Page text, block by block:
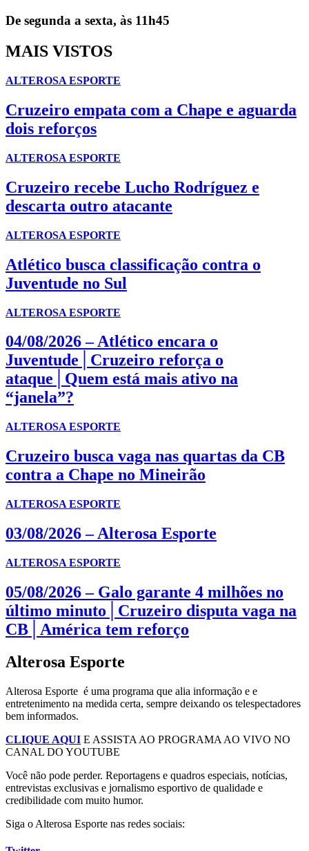
De segunda a sexta, às 11h45
MAIS VISTOS
ALTEROSA ESPORTE
Cruzeiro empata com a Chape e aguarda
dois reforços
ALTEROSA ESPORTE
Cruzeiro recebe Lucho Rodríguez e
descarta outro atacante
ALTEROSA ESPORTE
Atlético busca classificação contra o
Juventude no Sul
ALTEROSA ESPORTE
04/08/2026 – Atlético encara o
Juventude│Cruzeiro reforça o
ataque│Quem está mais ativo na
“janela”?
ALTEROSA ESPORTE
Cruzeiro busca vaga nas quartas da CB
contra a Chape no Mineirão
ALTEROSA ESPORTE
03/08/2026 – Alterosa Esporte
ALTEROSA ESPORTE
05/08/2026 – Galo garante 4 milhões no
último minuto│Cruzeiro disputa vaga na
CB│América tem reforço
Alterosa Esporte
Alterosa Esporte é uma programa que alia informação e e
entretenimento na medida certa, sempre deixando os telespectadores
bem informados.
CLIQUE AQUI E ASSISTA AO PROGRAMA AO VIVO NO
CANAL DO YOUTUBE
Você não pode perder. Reportagens e quadros especiais, notícias,
entrevistas exclusivas e jornalismo esportivo de qualidade e
credibilidade com muito humor.
Siga o Alterosa Esporte nas redes sociais: